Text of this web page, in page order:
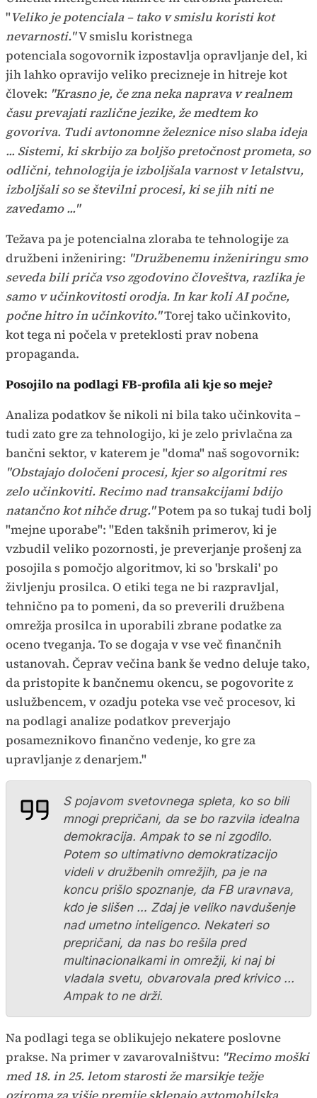
"Veliko je potenciala – tako v smislu koristi kot
nevarnosti."V smislu koristnega
potenciala sogovornik izpostavlja opravljanje del, ki
jih lahko opravijo veliko precizneje in hitreje kot
človek: "Krasno je, če zna neka naprava v realnem
času prevajati različne jezike, že medtem ko
govoriva. Tudi avtonomne železnice niso slaba ideja
... Sistemi, ki skrbijo za boljšo pretočnost prometa, so
odlični, tehnologija je izboljšala varnost v letalstvu,
izboljšali so se številni procesi, ki se jih niti ne
zavedamo ..."
Težava pa je potencialna zloraba te tehnologije za
družbeni inženiring: "Družbenemu inženiringu smo
seveda bili priča vso zgodovino človeštva, razlika je
samo v učinkovitosti orodja. In kar koli AI počne,
počne hitro in učinkovito."Torej tako učinkovito,
kot tega ni počela v preteklosti prav nobena
propaganda.
Posojilo na podlagi FB-profila alikje so meje?
Analiza podatkov še nikoli ni bila tako učinkovita –
tudi zato gre za tehnologijo, ki je zelo privlačna za
bančni sektor, v katerem je "doma" naš sogovornik:
"Obstajajo določeni procesi, kjer so algoritmi res
zelo učinkoviti. Recimo nad transakcijami bdijo
natančno kot nihče drug."Potem pa so tukaj tudi bolj
"mejne uporabe": "Eden takšnih primerov, ki je
vzbudil veliko pozornosti, je preverjanje prošenj za
posojila s pomočjo algoritmov, ki so 'brskali' po
življenju prosilca. O etiki tega ne bi razpravljal,
tehnično pa to pomeni, da so preverili družbena
omrežja prosilca in uporabili zbrane podatke za
oceno tveganja. To se dogaja v vse več finančnih
ustanovah. Čeprav večina bank še vedno deluje tako,
da pristopite k bančnemu okencu, se pogovorite z
uslužbencem, v ozadju poteka vse več procesov, ki
na podlagi analize podatkov preverjajo
posameznikovo finančno vedenje, ko gre za
upravljanje z denarjem."
S pojavom svetovnega spleta, ko so bili
mnogi prepričani, da se bo razvila idealna
demokracija. Ampak to se ni zgodilo.
Potem so ultimativno demokratizacijo
videli v družbenih omrežjih, pa je na
koncu prišlo spoznanje, da FB uravnava,
kdo je slišen … Zdaj je veliko navdušenje
nad umetno inteligenco. Nekateri so
prepričani, da nas bo rešila pred
multinacionalkami in omrežji, ki naj bi
vladala svetu, obvarovala pred krivico ...
Ampak to ne drži.
Na podlagi tega se oblikujejo nekatere poslovne
prakse. Na primer v zavarovalništvu: "Recimo moški
med 18. in 25. letom starosti že marsikje težje